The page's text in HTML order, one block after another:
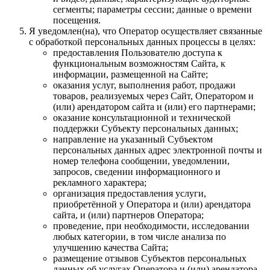
сегменты; параметры сессии; данные о времени
посещения.
Я уведомлен(на), что Оператор осуществляет связанные
с обработкой персональных данных процессы в целях:
предоставления Пользователю доступа к
функциональным возможностям Сайта, к
информации, размещенной на Сайте;
оказания услуг, выполнения работ, продажи
товаров, реализуемых через Сайт, Оператором и
(или) арендатором сайта и (или) его партнерами;
оказание консультационной и технической
поддержки Субъекту персональных данных;
направление на указанный Субъектом
персональных данных адрес электронной почты и
номер телефона сообщении, уведомлении,
запросов, сведении информационного и
рекламного характера;
организация предоставления услуги,
приобретённой у Оператора и (или) арендатора
сайта, и (или) партнеров Оператора;
проведение, при необходимости, исследовании
любых категории, в том числе анализа по
улучшению качества Сайта;
размещение отзывов Субъектов персональных